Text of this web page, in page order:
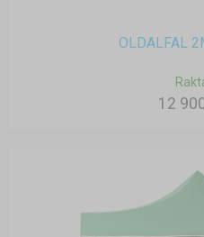
OLDALFAL
12